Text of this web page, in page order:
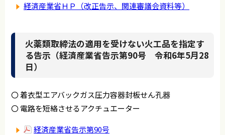
経済産業省ＨＰ（改正告示、関連審議会資料等）
火薬類取締法の適用を受けない火工品を指定す
る告示（経済産業省告示第90号 令和6年5月28
日）
〇 着衣型エアバックガス圧力容器封板せん孔器
〇 電路を短絡させるアクチュエーター
経済産業省告示第90号